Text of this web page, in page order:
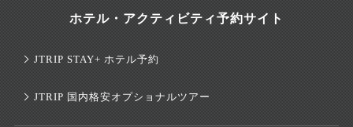
ホテル・アクティビティ予約サイト
JTRIP STAY+ ホテル予約
JTRIP 国内格安オプショナルツアー